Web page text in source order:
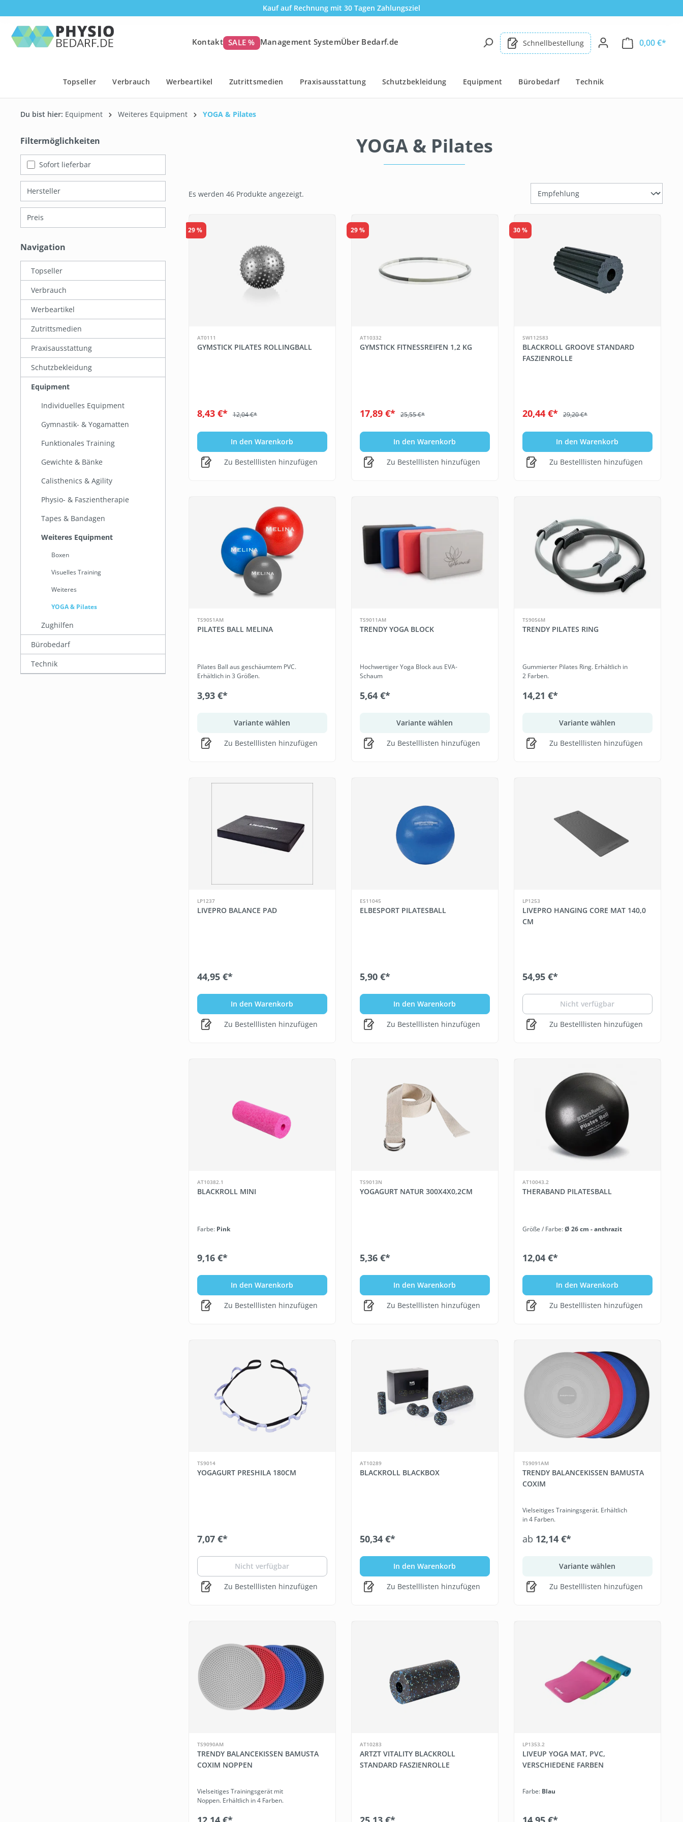
Kauf auf Rechnung mit 30 Tagen Zahlungsziel
Kontakt SALE % Management SystemÜber Bedarf.de Schnellbestellung 0,00 €*
Topseller Verbrauch Werbeartikel Zutrittsmedien Praxisausstattung Schutzbekleidung Equipment Bürobedarf Technik
Du bist hier: Equipment Weiteres Equipment YOGA & Pilates
Filtermöglichkeiten
Sofort lieferbar
Hersteller
Preis
Es werden 24 von 46 Produkten angezeigt.
Navigation
Topseller
Verbrauch
Werbeartikel
Zutrittsmedien
Praxisausstattung
Schutzbekleidung
Equipment
Individuelles Equipment
Gymnastik- & Yogamatten
Funktionales Training
Gewichte & Bänke
Calisthenics & Agility
Physio- & Faszientherapie
Tapes & Bandagen
Weiteres Equipment
Boxen
Visuelles Training
Weiteres
YOGA & Pilates
Zughilfen
Bürobedarf
Technik
YOGA & Pilates
Es werden 46 Produkte angezeigt.
29 %
AT0111
GYMSTICK PILATES ROLLINGBALL
8,43 €* 12,04 €*
In den Warenkorb
Zu Bestelllisten hinzufügen
29 %
AT10332
GYMSTICK FITNESSREIFEN 1,2 KG
17,89 €* 25,55 €*
In den Warenkorb
Zu Bestelllisten hinzufügen
30 %
SW112583
BLACKROLL GROOVE STANDARD
FASZIENROLLE
20,44 €* 29,20 €*
In den Warenkorb
Zu Bestelllisten hinzufügen
TS9051AM
PILATES BALL MELINA
Pilates Ball aus geschäumtem PVC.
Erhältlich in 3 Größen.
3,93 €*
Variante wählen
Zu Bestelllisten hinzufügen
TS9011AM
TRENDY YOGA BLOCK
Hochwertiger Yoga Block aus EVA-
Schaum
5,64 €*
Variante wählen
Zu Bestelllisten hinzufügen
TS9056M
TRENDY PILATES RING
Gummierter Pilates Ring. Erhältlich in
2 Farben.
14,21 €*
Variante wählen
Zu Bestelllisten hinzufügen
LP1237
LIVEPRO BALANCE PAD
44,95 €*
In den Warenkorb
Zu Bestelllisten hinzufügen
ES11045
ELBESPORT PILATESBALL
5,90 €*
In den Warenkorb
Zu Bestelllisten hinzufügen
LP1253
LIVEPRO HANGING CORE MAT 140,0
CM
54,95 €*
Nicht verfügbar
Zu Bestelllisten hinzufügen
AT10382.1
BLACKROLL MINI
Farbe: Pink
9,16 €*
In den Warenkorb
Zu Bestelllisten hinzufügen
TS9013N
YOGAGURT NATUR 300X4X0,2CM
5,36 €*
In den Warenkorb
Zu Bestelllisten hinzufügen
AT10043.2
THERABAND PILATESBALL
Größe / Farbe:Ø 26 cm - anthrazit
12,04 €*
In den Warenkorb
Zu Bestelllisten hinzufügen
TS9014
YOGAGURT PRESHILA 180CM
7,07 €*
Nicht verfügbar
Zu Bestelllisten hinzufügen
AT10289
BLACKROLL BLACKBOX
50,34 €*
In den Warenkorb
Zu Bestelllisten hinzufügen
TS9091AM
TRENDY BALANCEKISSEN BAMUSTA
COXIM
Vielseitiges Trainingsgerät. Erhältlich
in 4 Farben.
ab 12,14 €*
Variante wählen
Zu Bestelllisten hinzufügen
TS9090AM
TRENDY BALANCEKISSEN BAMUSTA
COXIM NOPPEN
Vielseitiges Trainingsgerät mit
Noppen. Erhältlich in 4 Farben.
AT10283
ARTZT VITALITY BLACKROLL
STANDARD FASZIENROLLE
LP1353.2
LIVEUP YOGA MAT, PVC,
VERSCHIEDENE FARBEN
Farbe: Blau